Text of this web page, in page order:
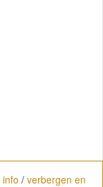
info / verbergen en